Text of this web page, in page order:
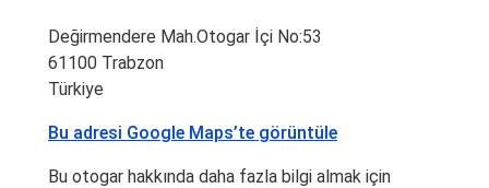
Değirmendere Mah.Otogar İçi No:53
61100 Trabzon
Türkiye
Bu adresi Google Maps’te görüntüle
Bu otogar hakkında daha fazla bilgi almak için